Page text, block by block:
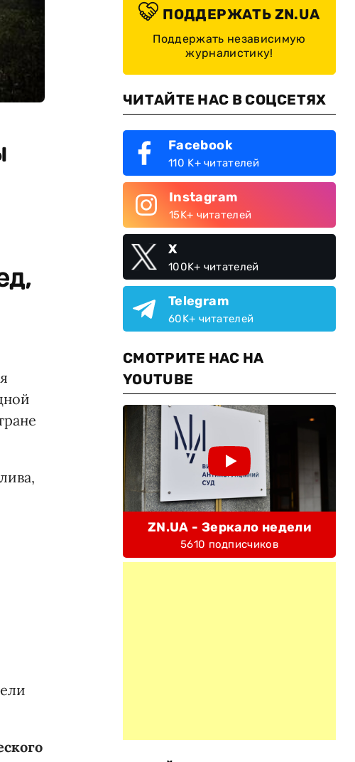
ПОДДЕРЖАТЬ ZN.UA
Поддержать независимую
журналистику!
ЧИТАЙТЕ НАС В СОЦСЕТЯХ
Facebook
110 K+ читателей
Instagram
15K+ читателей
X
100K+ читателей
Telegram
60K+ читателей
СМОТРИТЕ НАС НА
YOUTUBE
ZN.UA - Зеркало недели
5610 подписчиков